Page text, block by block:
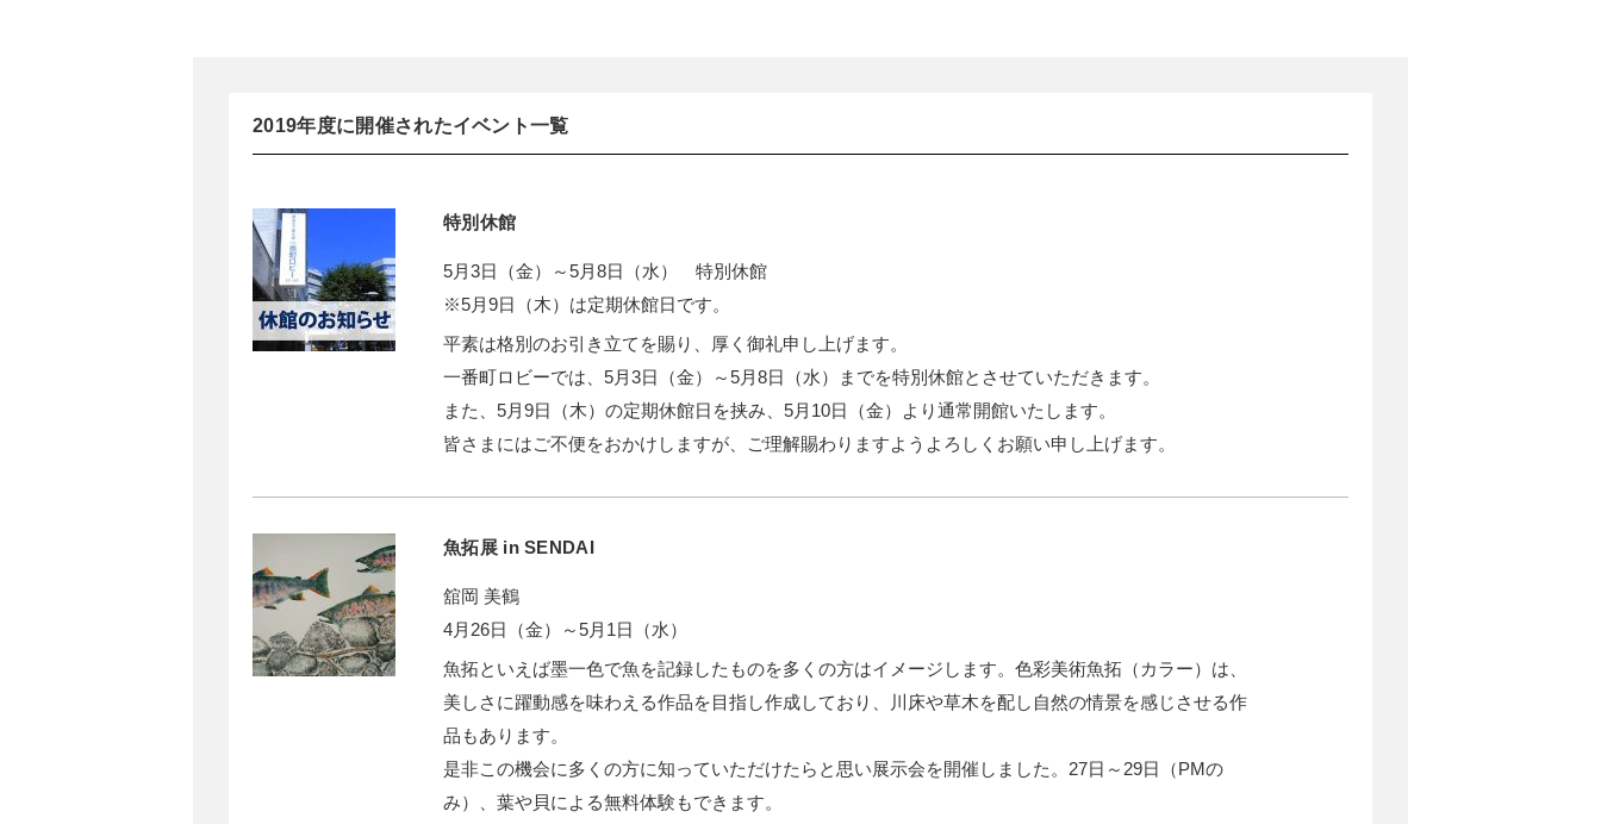
2019年度に開催されたイベント一覧
特別休館
5月3日（金）～5月8日（水） 特別休館
※5月9日（木）は定期休館日です。
平素は格別のお引き立てを賜り、厚く御礼申し上げます。
一番町ロビーでは、5月3日（金）～5月8日（水）までを特別休館とさせていただきます。
また、5月9日（木）の定期休館日を挟み、5月10日（金）より通常開館いたします。
皆さまにはご不便をおかけしますが、ご理解賜わりますようよろしくお願い申し上げます。
魚拓展 in SENDAI
舘岡 美鶴
4月26日（金）～5月1日（水）
魚拓といえば墨一色で魚を記録したものを多くの方はイメージします。色彩美術魚拓（カラー）は、
美しさに躍動感を味わえる作品を目指し作成しており、川床や草木を配し自然の情景を感じさせる作
品もあります。
是非この機会に多くの方に知っていただけたらと思い展示会を開催しました。27日～29日（PMの
み）、葉や貝による無料体験もできます。